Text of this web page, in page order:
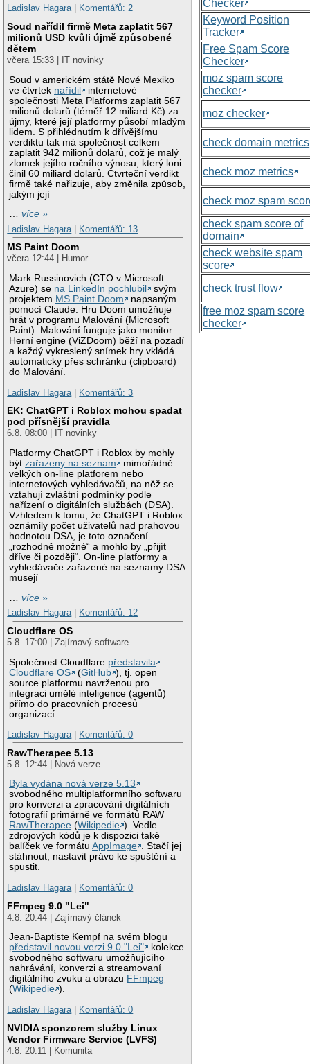
Ladislav Hagara| Komentářů: 2
Soud nařídil firmě Meta zaplatit 567
milionů USD kvůli újmě způsobené
dětem
včera 15:33 | IT novinky
Soud v americkém státě Nové Mexiko
ve čtvrtek nařídil
internetové
společnosti Meta Platforms zaplatit 567
milionů dolarů (téměř 12 miliard Kč) za
újmy, které její platformy působí mladým
lidem. S přihlédnutím k dřívějšímu
verdiktu tak má společnost celkem
zaplatit 942 milionů dolarů, což je malý
zlomek jejího ročního výnosu, který loni
činil 60 miliard dolarů. Čtvrteční verdikt
firmě také nařizuje, aby změnila způsob,
jakým její
…více »
Ladislav Hagara
Komentářů: 13
MS Paint Doom
včera 12:44 | Humor
Mark Russinovich (CTO v Microsoft
Azure) se na LinkedIn pochlubil
svým
projektem MS Paint Doom
napsaným
pomocí Claude. Hru Doom umožňuje
hrát v programu Malování (Microsoft
Paint). Malování funguje jako monitor.
Herní engine (ViZDoom) běží na pozadí
a každý vykreslený snímek hry vkládá
automaticky přes schránku (clipboard)
do Malování.
Ladislav Hagara
Komentářů: 3
EK: ChatGPT i Roblox mohou spadat
pod přísnější pravidla
6.8. 08:00 | IT novinky
Platformy ChatGPT i Roblox by mohly
býtzařazeny na seznam
mimořádně
velkých on-line platforem nebo
internetových vyhledávačů, na něž se
vztahují zvláštní podmínky podle
nařízení o digitálních službách (DSA).
Vzhledem k tomu, že ChatGPT i Roblox
oznámily počet uživatelů nad prahovou
hodnotou DSA, je toto označení
„rozhodně možné“ a mohlo by „přijít
dříve či později“. On-line platformy a
vyhledávače zařazené na seznamy DSA
musejí
…více »
Ladislav Hagara| Komentářů: 12
Cloudflare OS
5.8. 17:00 | Zajímavý software
Společnost Cloudflare představila
Cloudflare OS
(GitHub ), tj. open
source platformu navrženou pro
integraci umělé inteligence (agentů)
přímo do pracovních procesů
organizací.
Ladislav Hagara| Komentářů: 0
RawTherapee 5.13
5.8. 12:44 | Nová verze
Byla vydána nová verze 5.13
svobodného multiplatformního softwaru
pro konverzi a zpracování digitálních
fotografií primárně ve formátů RAW
RawTherapee (Wikipedie ). Vedle
zdrojových kódů je k dispozici také
balíček ve formátuAppImage . Stačí jej
stáhnout, nastavit právo ke spuštění a
spustit.
Ladislav Hagara| Komentářů: 0
FFmpeg 9.0 "Lei"
4.8. 20:44 | Zajímavý článek
Jean-Baptiste Kempf na svém blogu
představil novou verzi 9.0 "Lei"
kolekce
svobodného softwaru umožňujícího
nahrávání, konverzi a streamovaní
digitálního zvuku a obrazu FFmpeg
(Wikipedie ).
Ladislav Hagara| Komentářů: 0
NVIDIA sponzorem služby Linux
Vendor Firmware Service (LVFS)
4.8. 20:11 | Komunita
Checker
Keyword Position
Tracker
Free Spam Score
Checker
moz spam score
checker
moz checker
check domain metrics
check moz metrics
check moz spam
check spam score of
domain
check website spam
score
check trust flow
free moz spam score
checker